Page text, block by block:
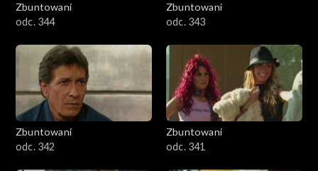
Zbuntowani
odc. 344
Zbuntowani
odc. 343
Zbuntowani
odc. 342
Zbuntowani
odc. 341